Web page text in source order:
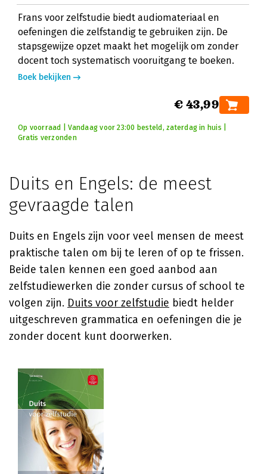
Frans voor zelfstudie biedt audiomateriaal en
oefeningen die zelfstandig te gebruiken zijn. De
stapsgewijze opzet maakt het mogelijk om zonder
docent toch systematisch vooruitgang te boeken.
Boek bekijken
€ 43,99
Op voorraad | Vandaag voor 23:00 besteld, zaterdag in huis |
Gratis verzonden
Duits en Engels: de meest
gevraagde talen
Duits en Engels zijn voor veel mensen de meest
praktische talen om bij te leren of op te frissen.
Beide talen kennen een goed aanbod aan
zelfstudiewerken die zonder cursus of school te
volgen zijn. Duits voor zelfstudie biedt helder
uitgeschreven grammatica en oefeningen die je
zonder docent kunt doorwerken.